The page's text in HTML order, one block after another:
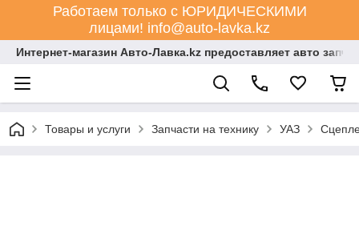
Работаем только с ЮРИДИЧЕСКИМИ
лицами! info@auto-lavka.kz
Интернет-магазин Авто-Лавка.kz предоставляет авто
Товары и услуги Запчасти на технику УАЗ